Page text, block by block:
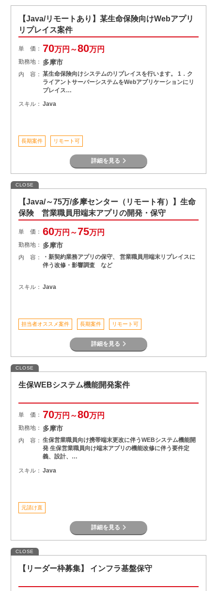
【Java/リモートあり】某生命保険向けWebアプリ
リプレイス案件
単 価： 70万円～80万円
勤務地： 多摩市
内 容： 某生命保険向けシステムのリプレイスを行います。 1．ク
ライアントサーバーシステムをWebアプリケーションにリ
プレイス…
スキル： Java
長期案件 リモート可
詳細を見る
CLOSE
【Java/～75万/多摩センター（リモート有）】生命
保険 営業職員用端末アプリの開発・保守
単 価： 60万円～75万円
勤務地： 多摩市
内 容：
・新契約業務アプリの保守、 営業職員用端末リプレイスに
伴う改修・影響調査 など
スキル： Java
担当者オススメ案件 長期案件 リモート可
詳細を見る
CLOSE
生保WEBシステム機能開発案件
単 価： 70万円～80万円
勤務地： 多摩市
内 容： 生保営業職員向け携帯端末更改に伴うWEBシステム機能開
発 生保営業職員向け端末アプリの機能改修に伴う要件定
義、設計、…
スキル： Java
元請け直
詳細を見る
CLOSE
【リーダー枠募集】 インフラ基盤保守